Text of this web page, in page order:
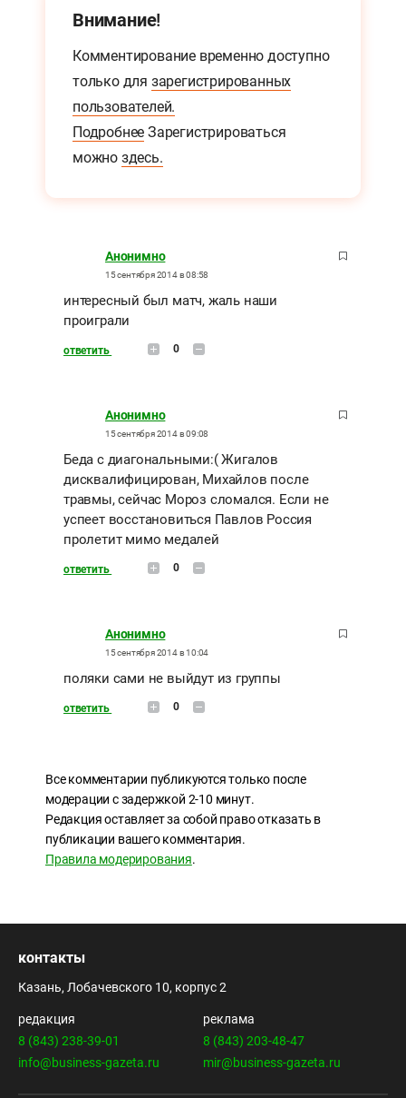
Внимание!
Комментирование временно доступно
только для зарегистрированных
пользователей.
Подробнее Зарегистрироваться
можно здесь.
Анонимно
15 сентября 2014 в 08:58
интересный был матч, жаль наши
проиграли
ответить 0
Анонимно
15 сентября 2014 в 09:08
Беда с диагональными:( Жигалов
дисквалифицирован, Михайлов после
травмы, сейчас Мороз сломался. Если не
успеет восстановиться Павлов Россия
пролетит мимо медалей
ответить 0
Анонимно
15 сентября 2014 в 10:04
поляки сами не выйдут из группы
ответить 0
Все комментарии публикуются только после
модерации с задержкой 2-10 минут.
Редакция оставляет за собой право отказать в
публикации вашего комментария.
Правила модерирования.
контакты
Казань, Лобачевского 10, корпус 2
редакция
8 (843) 238-39-01
info@business-gazeta.ru
реклама
8 (843) 203-48-47
mir@business-gazeta.ru